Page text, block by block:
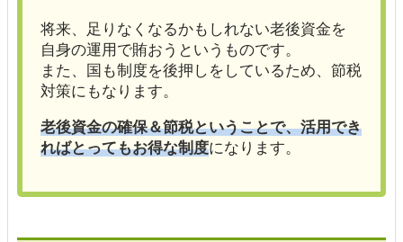
将来、足りなくなるかもしれない老後資金を
自身の運用で賄おうというものです。
また、国も制度を後押しをしているため、節税
対策にもなります。
老後資金の確保＆節税ということで、活用でき
ればとってもお得な制度になります。